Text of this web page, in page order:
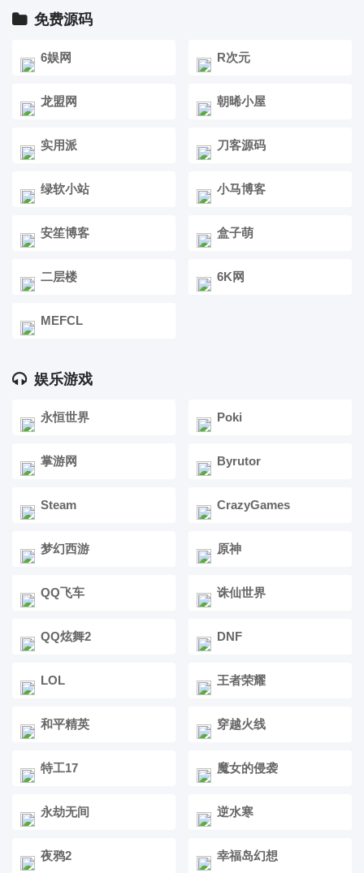
免费源码
6娱网 R次元
龙盟网 朝晞小屋
实用派 刀客源码
绿软小站 小马博客
安笙博客 盒子萌
二层楼 6K网
MEFCL
娱乐游戏
永恒世界 Poki
掌游网 Byrutor
Steam CrazyGames
梦幻西游 原神
QQ飞车 诛仙世界
QQ炫舞2 DNF
LOL 王者荣耀
和平精英 穿越火线
特工17 魔女的侵袭
永劫无间 逆水寒
夜鸦2 幸福岛幻想